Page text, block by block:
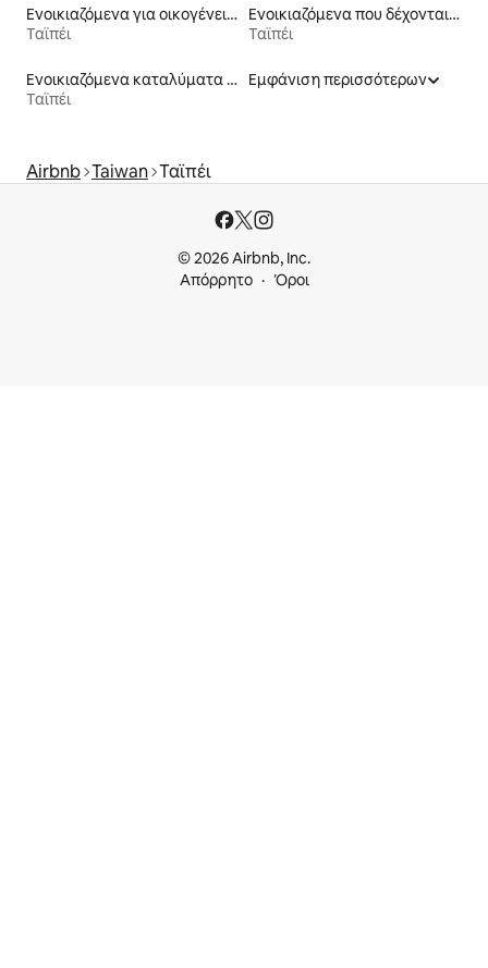
Ενοικιαζόμενα για οικογένειες
Ταϊπέι
Ενοικιαζόμενα που δέχονται κατοικίδια
Ταϊπέι
Ενοικιαζόμενα καταλύματα με πισίνα
Ταϊπέι
Εμφάνιση περισσότερων
Airbnb Taiwan Ταϊπέι
© 2026 Airbnb, Inc.
Απόρρητο
Όροι